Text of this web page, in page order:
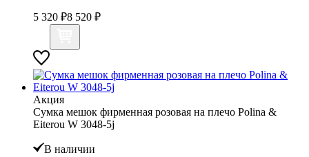
5 320 ₽8 520 ₽
Акция
Сумка мешок фирменная розовая на плечо Polina &
Eiterou W 3048-5j
В наличии